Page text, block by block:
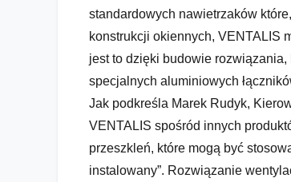
standardowych nawietrzaków
konstrukcji okiennych, VENTALIS
jest to dzięki budowie rozwiązania,
specjalnych aluminiowych
Jak podkreśla Marek Rudyk,
VENTALIS spośród innych
przeszkleń, które mogą być
instalowany”. Rozwiązanie